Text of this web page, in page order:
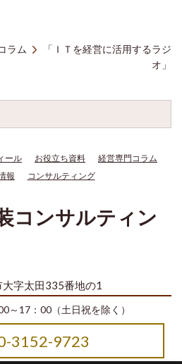
ラム
「ＩＴを経営に活用するラジ
オ」
ール お役立ち資料
経営専門コラム
報
コンサルティング
コンサルティン
字太田335番地の1
～17：00（土日祝を除く）
3152-9723